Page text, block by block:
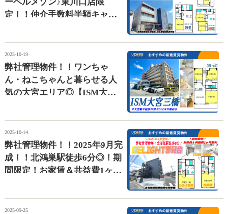
定！！仲介手数料半額キャン
2025-10-19
弊社管理物件！！ワンちゃ
ん・ねこちゃんと暮らせる人
気の大宮エリア◎【ISM大宮
2025-10-14
弊社管理物件！！2025年9月完
成！！北鴻巣駅徒歩6分◎！期
間限定！お家賃＆共益費1ヶ月
台】
2025-09-25